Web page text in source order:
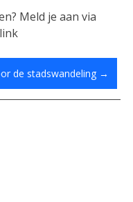
Meld je aan via
de stadswandeling →